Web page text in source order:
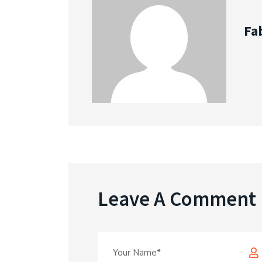
Leave A Comment